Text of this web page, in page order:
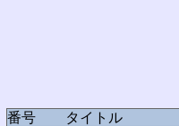
番号
タイトル